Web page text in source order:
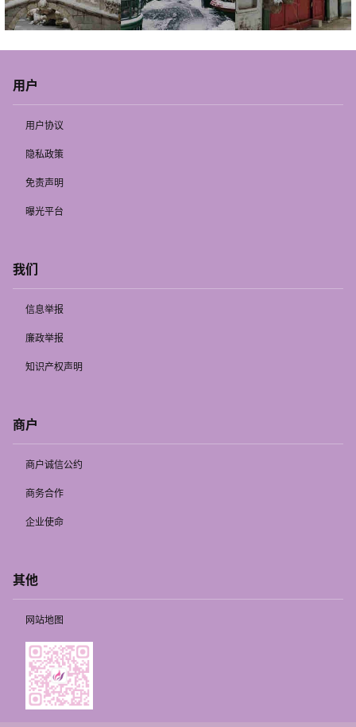
用户
用户协议
隐私政策
免责声明
曝光平台
我们
信息举报
廉政举报
知识产权声明
商户
商户诚信公约
商务合作
企业使命
其他
网站地图